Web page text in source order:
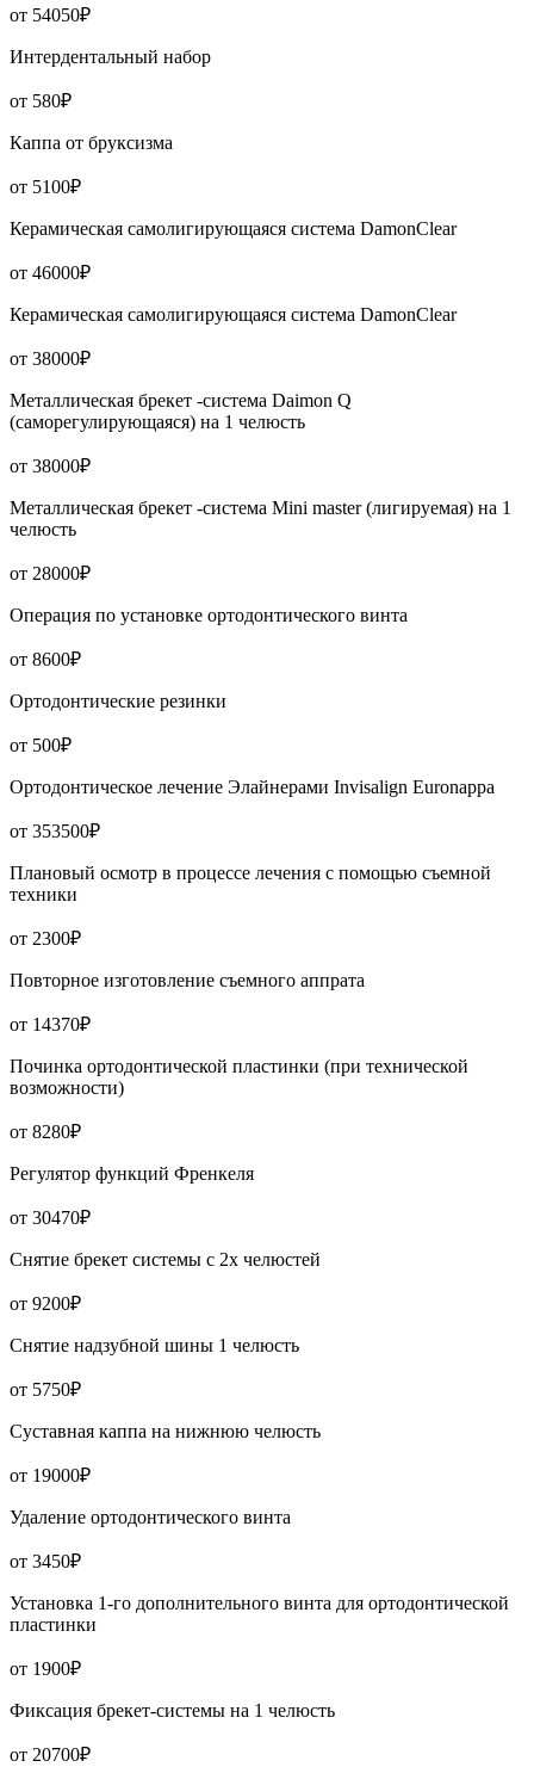
от 54050₽
Интердентальный набор
от 580₽
Каппа от бруксизма
от 5100₽
Керамическая самолигирующаяся система DamonClear
от 46000₽
Керамическая самолигирующаяся система DamonClear
от 38000₽
Металлическая брекет -система Daimon Q
(саморегулирующаяся) на 1 челюсть
от 38000₽
Металлическая брекет -система Mini master (лигируемая) на 1
челюсть
от 28000₽
Операция по установке ортодонтического винта
от 8600₽
Ортодонтические резинки
от 500₽
Ортодонтическое лечение Элайнерами Invisalign Euronappa
от 353500₽
Плановый осмотр в процессе лечения с помощью съемной
техники
от 2300₽
Повторное изготовление съемного аппрата
от 14370₽
Починка ортодонтической пластинки (при технической
возможности)
от 8280₽
Регулятор функций Френкеля
от 30470₽
Снятие брекет системы с 2х челюстей
от 9200₽
Снятие надзубной шины 1 челюсть
от 5750₽
Суставная каппа на нижнюю челюсть
от 19000₽
Удаление ортодонтического винта
от 3450₽
Установка 1-го дополнительного винта для ортодонтической
пластинки
от 1900₽
Фиксация брекет-системы на 1 челюсть
от 20700₽